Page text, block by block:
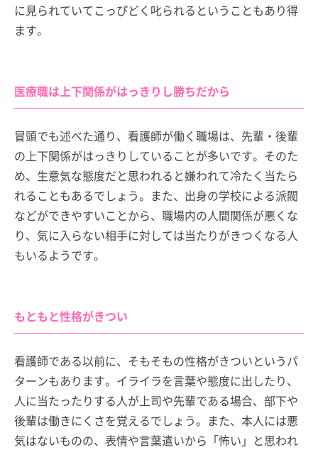
に見られていてこっぴどく叱られるということもあり得
ます。
医療職は上下関係がはっきりし勝ちだから
冒頭でも述べた通り、看護師が働く職場は、先輩・後輩
の上下関係がはっきりしていることが多いです。そのた
め、生意気な態度だと思われると嫌われて冷たく当たら
れることもあるでしょう。また、出身の学校による派閥
などができやすいことから、職場内の人間関係が悪くな
り、気に入らない相手に対しては当たりがきつくなる人
もいるようです。
もともと性格がきつい
看護師である以前に、そもそもの性格がきついというパ
ターンもあります。イライラを言葉や態度に出したり、
人に当たったりする人が上司や先輩である場合、部下や
後輩は働きにくさを覚えるでしょう。また、本人には悪
気はないものの、表情や言葉遣いから「怖い」と思われ